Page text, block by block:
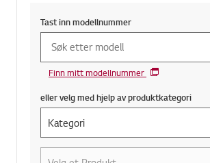
Tast inn modellnummer
Finn mitt modellnummer
eller velg med hjelp av produktkategori